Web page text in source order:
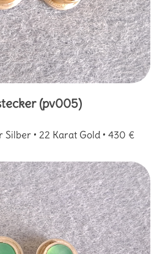
(pv005)
Silber • 22 Karat Gold • 430 €